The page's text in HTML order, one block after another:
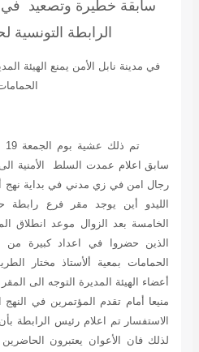
سابقة خطيرة وتصعيد
الرابطة التونسية
في مدينة نابل الأمن يمنع الهيئة
سابق اعلام عمدت السلط الأمنية
رجال امن في زي مدني في بداية نهج
الليدو أين يوجد مقر فرع رابطة
الخامسة بعد الزوال موعد انطلاق
الذين حضروا في اعداد كبيرة
الحمامات بمعية ألأستاذ مختار
أعضاء الهيئة المديرة التوجه الى
منيعا أمام تقدم المؤتمرين في
الاستفسار تم اعلام رئيس الرابطة
لذلك فان الأعوان يعتبرون